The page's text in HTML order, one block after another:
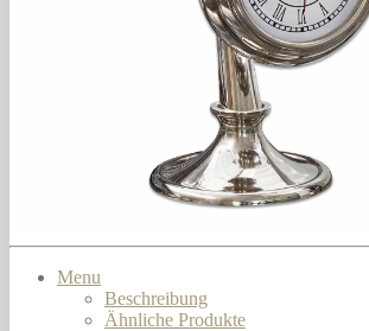
Menu
Beschreibung
Ähnliche Produkte